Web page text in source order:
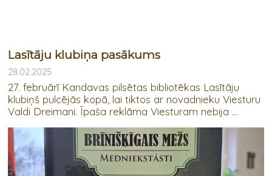
Lasītāju klubiņa pasākums
28.02.2025
27. februārī Kandavas pilsētas bibliotēkas Lasītāju
klubiņš pulcējās kopā, lai tiktos ar novadnieku Viesturu
Valdi Dreimani. Īpaša reklāma Viesturam nebija ...